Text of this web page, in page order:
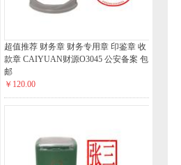
超值推荐 财务章 财务专用章 印鉴章 收
款章 CAIYUAN财源O3045 公安备案 包
邮
￥120.00